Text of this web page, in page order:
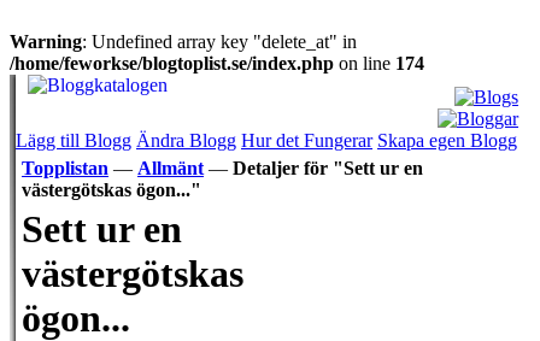
Warning: Undefined array key "delete_at" in
/home/feworkse/blogtoplist.se/index.php on line 174
Lägg till Blogg Ändra Blogg Hur det Fungerar Skapa egen Blogg
Topplistan — Allmänt — Detaljer för "Sett ur en
västergötskas ögon..."
Sett ur en
västergötskas
ögon...